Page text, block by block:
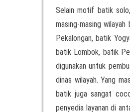
Selain motif batik
masing-masing
Pekalongan, batik
batik Lombok, batik
digunakan untuk
dinas wilayah. Yang
batik juga sangat
penyedia layanan di